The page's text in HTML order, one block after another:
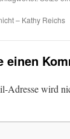
– Kathy Reichs
einen
Adresse wird